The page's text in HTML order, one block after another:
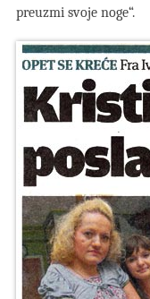
preuzmi svoje noge“.